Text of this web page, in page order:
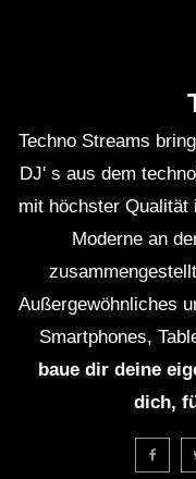
Techno Streams
DJ' s aus dem
mit höchster Qualität
Moderne an
Außergewöhnliches
Smartphones,
baue dir deine
dich,